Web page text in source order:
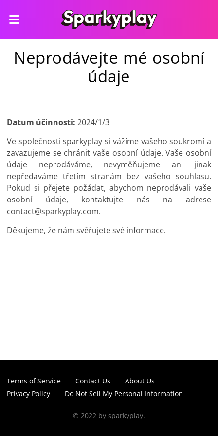
Neprodávejte mé osobní
údaje
Datum účinnosti: 2024/1/3
Ve společnosti sparkyplay si vážíme vašeho soukromí a
zavazujeme se chránit vaše osobní údaje. Vaše osobní
údaje neprodáváme, nevyměňujeme ani jinak
nepředáváme třetím stranám bez vašeho souhlasu.
Pokud si přejete požádat, abychom neprodávali vaše
osobní údaje, kontaktujte nás na adrese
contact@sparkyplay.com.
Děkujeme, že nám svěřujete své informace.
Terms of Service Contact Us
About Us
Privacy Policy
Do Not Sell My Personal Information
© 2022 by sparkyplay.